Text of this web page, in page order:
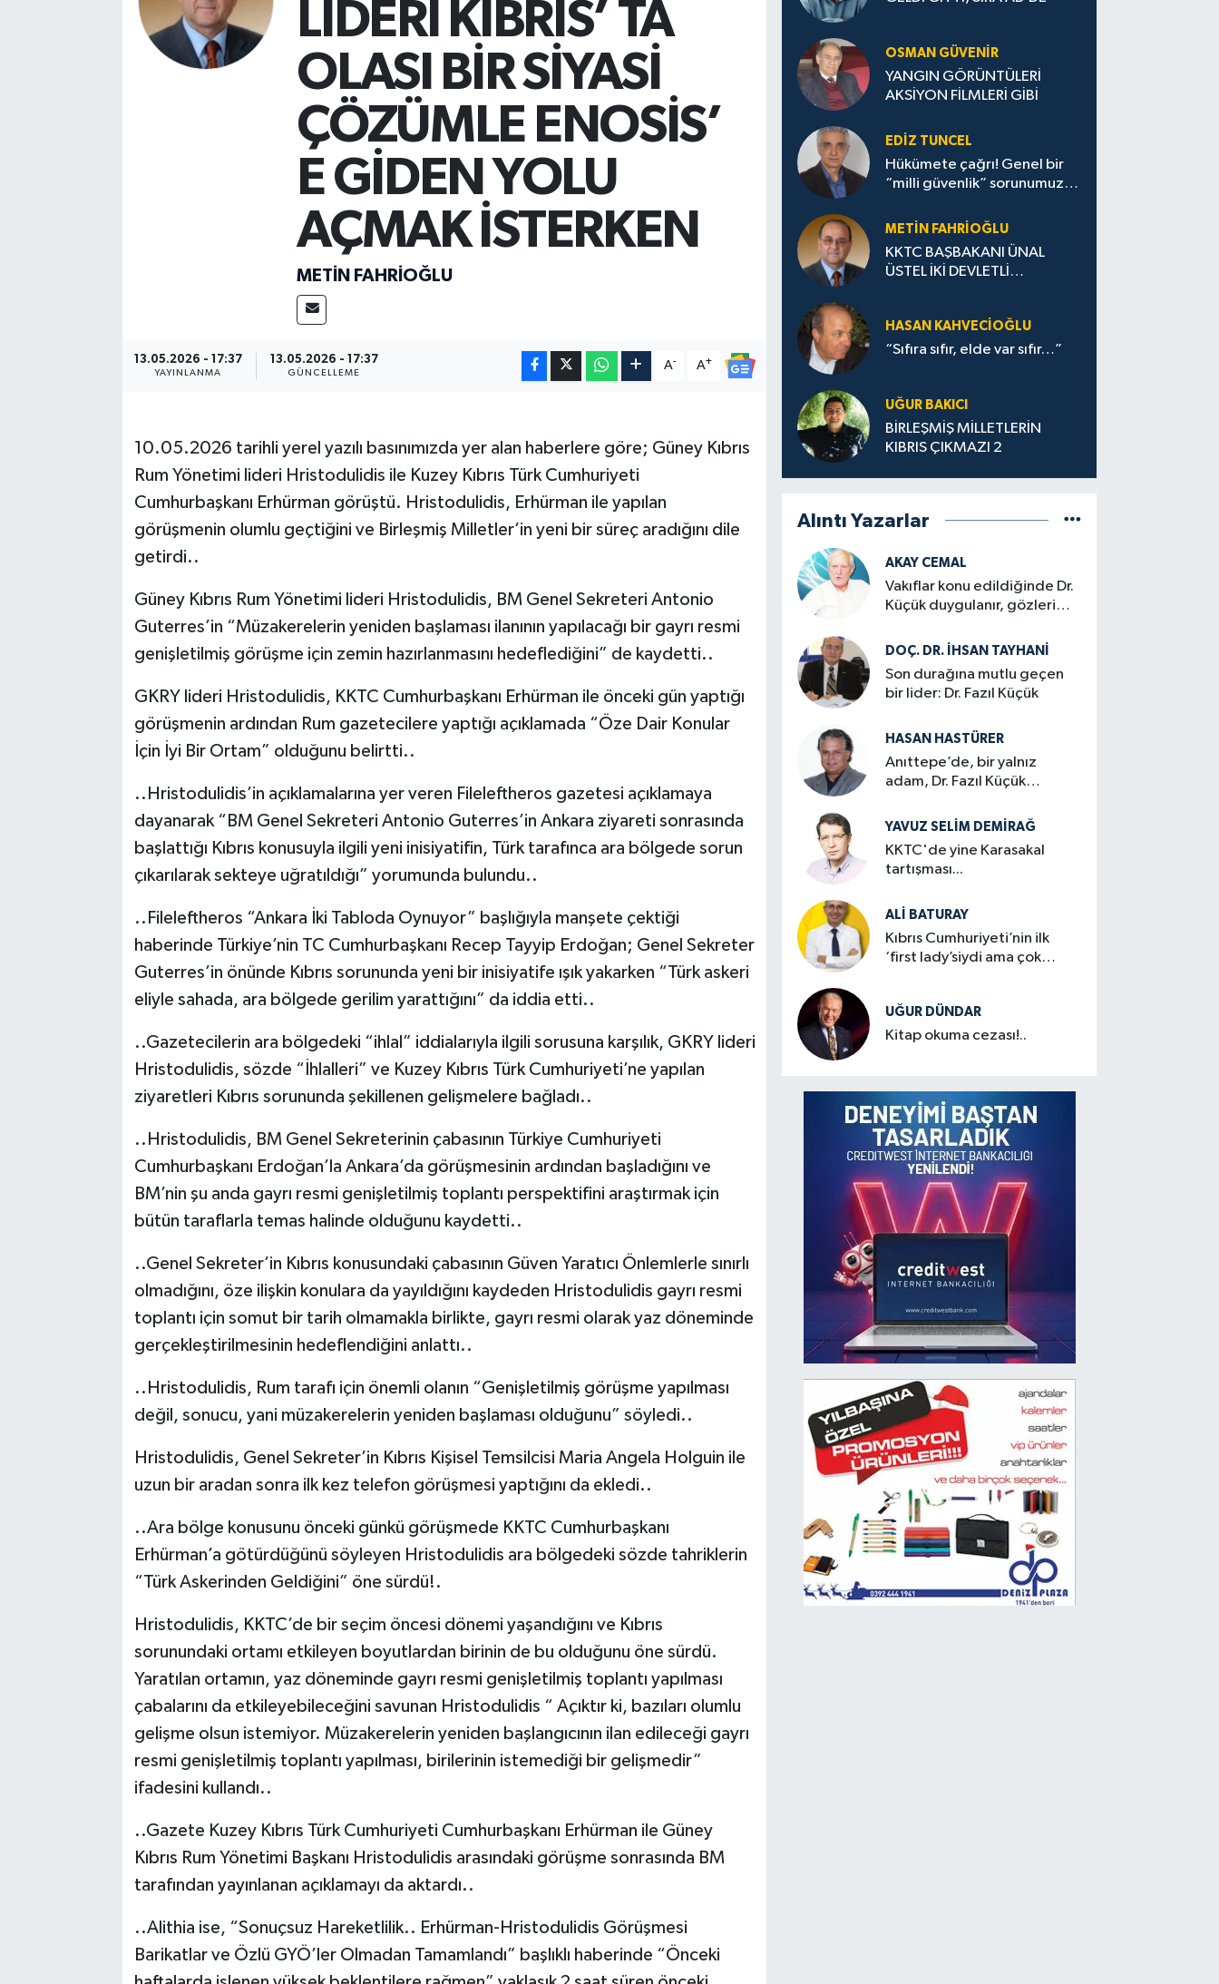
LİDERİ KIBRIS’ TA
OLASI BİR SİYASİ
ÇÖZÜMLE ENOSİS’
E GİDEN YOLU
AÇMAK İSTERKEN
METIN FAHRİOĞLU
13.05.2026 - 17:37
YAYINLANMA
13.05.2026 - 17:37
GÜNCELLEME
A- A+
10.05.2026 tarihli yerel yazılı basınımızda yer alan haberlere göre; Güney Kıbrıs
Rum Yönetimi lideri Hristodulidis ile Kuzey Kıbrıs Türk Cumhuriyeti
Cumhurbaşkanı Erhürman görüştü. Hristodulidis, Erhürman ile yapılan
görüşmenin olumlu geçtiğini ve Birleşmiş Milletler’in yeni bir süreç aradığını dile
getirdi..
Güney Kıbrıs Rum Yönetimi lideri Hristodulidis, BM Genel Sekreteri Antonio
Guterres’in “Müzakerelerin yeniden başlaması ilanının yapılacağı bir gayrı resmi
genişletilmiş görüşme için zemin hazırlanmasını hedeflediğini” de kaydetti..
GKRY lideri Hristodulidis, KKTC Cumhurbaşkanı Erhürman ile önceki gün yaptığı
görüşmenin ardından Rum gazetecilere yaptığı açıklamada “Öze Dair Konular
İçin İyi Bir Ortam” olduğunu belirtti..
..Hristodulidis’in açıklamalarına yer veren Fileleftheros gazetesi açıklamaya
dayanarak “BM Genel Sekreteri Antonio Guterres’in Ankara ziyareti sonrasında
başlattığı Kıbrıs konusuyla ilgili yeni inisiyatifin, Türk tarafınca ara bölgede sorun
çıkarılarak sekteye uğratıldığı” yorumunda bulundu..
..Fileleftheros “Ankara İki Tabloda Oynuyor” başlığıyla manşete çektiği
haberinde Türkiye’nin TC Cumhurbaşkanı Recep Tayyip Erdoğan; Genel Sekreter
Guterres’in önünde Kıbrıs sorununda yeni bir inisiyatife ışık yakarken “Türk askeri
eliyle sahada, ara bölgede gerilim yarattığını” da iddia etti..
..Gazetecilerin ara bölgedeki “ihlal” iddialarıyla ilgili sorusuna karşılık, GKRY lideri
Hristodulidis, sözde “İhlalleri” ve Kuzey Kıbrıs Türk Cumhuriyeti’ne yapılan
ziyaretleri Kıbrıs sorununda şekillenen gelişmelere bağladı..
..Hristodulidis, BM Genel Sekreterinin çabasının Türkiye Cumhuriyeti
Cumhurbaşkanı Erdoğan’la Ankara’da görüşmesinin ardından başladığını ve
BM’nin şu anda gayrı resmi genişletilmiş toplantı perspektifini araştırmak için
bütün taraflarla temas halinde olduğunu kaydetti..
..Genel Sekreter’in Kıbrıs konusundaki çabasının Güven Yaratıcı Önlemlerle sınırlı
olmadığını, öze ilişkin konulara da yayıldığını kaydeden Hristodulidis gayrı resmi
toplantı için somut bir tarih olmamakla birlikte, gayrı resmi olarak yaz döneminde
gerçekleştirilmesinin hedeflendiğini anlattı..
..Hristodulidis, Rum tarafı için önemli olanın “Genişletilmiş görüşme yapılması
değil, sonucu, yani müzakerelerin yeniden başlaması olduğunu” söyledi..
Hristodulidis, Genel Sekreter’in Kıbrıs Kişisel Temsilcisi Maria Angela Holguin ile
uzun bir aradan sonra ilk kez telefon görüşmesi yaptığını da ekledi..
..Ara bölge konusunu önceki günkü görüşmede KKTC Cumhurbaşkanı
Erhürman’a götürdüğünü söyleyen Hristodulidis ara bölgedeki sözde tahriklerin
“Türk Askerinden Geldiğini” öne sürdü!.
Hristodulidis, KKTC’de bir seçim öncesi dönemi yaşandığını ve Kıbrıs
sorunundaki ortamı etkileyen boyutlardan birinin de bu olduğunu öne sürdü.
Yaratılan ortamın, yaz döneminde gayrı resmi genişletilmiş toplantı yapılması
çabalarını da etkileyebileceğini savunan Hristodulidis “ Açıktır ki, bazıları olumlu
gelişme olsun istemiyor. Müzakerelerin yeniden başlangıcının ilan edileceği gayrı
resmi genişletilmiş toplantı yapılması, birilerinin istemediği bir gelişmedir”
ifadesini kullandı..
..Gazete Kuzey Kıbrıs Türk Cumhuriyeti Cumhurbaşkanı Erhürman ile Güney
Kıbrıs Rum Yönetimi Başkanı Hristodulidis arasındaki görüşme sonrasında BM
tarafından yayınlanan açıklamayı da aktardı..
..Alithia ise, “Sonuçsuz Hareketlilik.. Erhürman-Hristodulidis Görüşmesi
Barikatlar ve Özlü GYÖ’ler Olmadan Tamamlandı” başlıklı haberinde “Önceki
OSMAN GÜVENİR
YANGIN GÖRÜNTÜLERİ
AKSİYON FİLMLERİ GİBİ
EDIZ TUNCEL
Hükümete çağrı! Genel bir
“milli güvenlik” sorunumuz
METIN FAHRİOĞLU
KKTC BAŞBAKANI ÜNAL
ÜSTEL İKİ DEVLETLİ
HASAN KAHVECİOĞLU
“Sıfıra sıfır, elde var sıfır…”
UĞUR BAKICI
BİRLEŞMİŞ MİLLETLERİN
KIBRIS ÇIKMAZI 2
Alıntı Yazarlar
AKAY CEMAL
Vakıflar konu edildiğinde Dr.
Küçük duygulanır, gözleri
DOÇ. DR. İHSAN TAYHANI
Son durağına mutlu geçen
bir lider: Dr. Fazıl Küçük
HASAN HASTÜRER
Anıttepe’de, bir yalnız
adam, Dr. Fazıl Küçük…
YAVUZ SELIM DEMIRAĞ
KKTC'de yine Karasakal
tartışması...
ALI BATURAY
Kıbrıs Cumhuriyeti’nin ilk
‘first lady’siydi ama çok
UĞUR DÜNDAR
Kitap okuma cezası!..